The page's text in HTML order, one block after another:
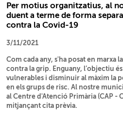
Per motius organitzatius, al
duent a terme de forma
contra la Covid-19
3/11/2021
Com cada any, s'ha posat en marxa
contra la grip. Enguany, l’objectiu
vulnerables i disminuir al màxim la
en els grups de risc. Al nostre
al Centre d'Atenció Primària (CAP -
mitjançant cita prèvia.